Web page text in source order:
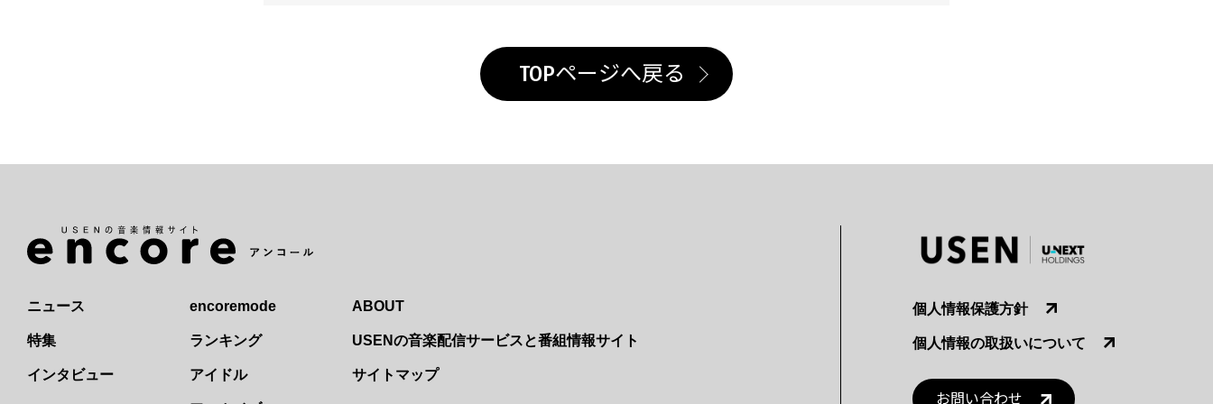
TOPページへ戻る
ニュース
特集
インタビュー
encoremode
ランキング
アイドル
ABOUT
USENの音楽配信サービスと番組情報サイト
サイトマップ
個人情報保護方針
個人情報の取扱いについて
お問い合わせ